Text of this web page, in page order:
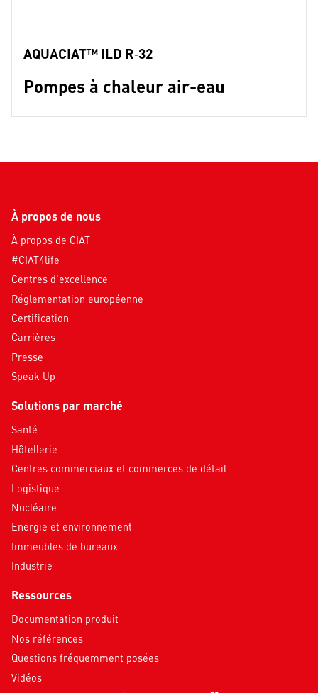
Pompes à chaleur air-eau
AQUACIAT™ ILD R‑32
À propos de nous
À propos de CIAT
#CIAT4life
Centres d'excellence
Réglementation européenne
Certification
Carrières
Presse
Speak Up
Solutions par marché
Santé
Hôtellerie
Centres commerciaux et commerces de détail
Logistique
Nucléaire
Energie et environnement
Immeubles de bureaux
Industrie
Ressources
Documentation produit
Nos références
Questions fréquemment posées
Vidéos